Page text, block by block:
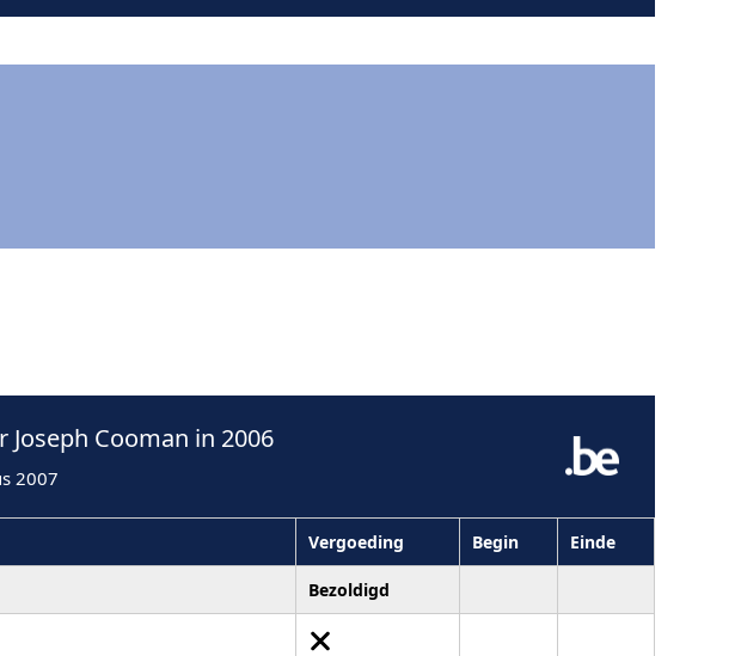
Cooman in 2006
2007
Vergoeding Begin Einde
Bezoldigd